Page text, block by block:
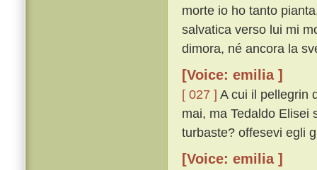
morte io ho tanto
salvatica verso lui mi
dimora, né ancora la
[Voice: emilia ]
[ 027 ] A cui il pellegrin
mai, ma Tedaldo Elisei
turbaste? offesevi egli
[Voice: emilia ]